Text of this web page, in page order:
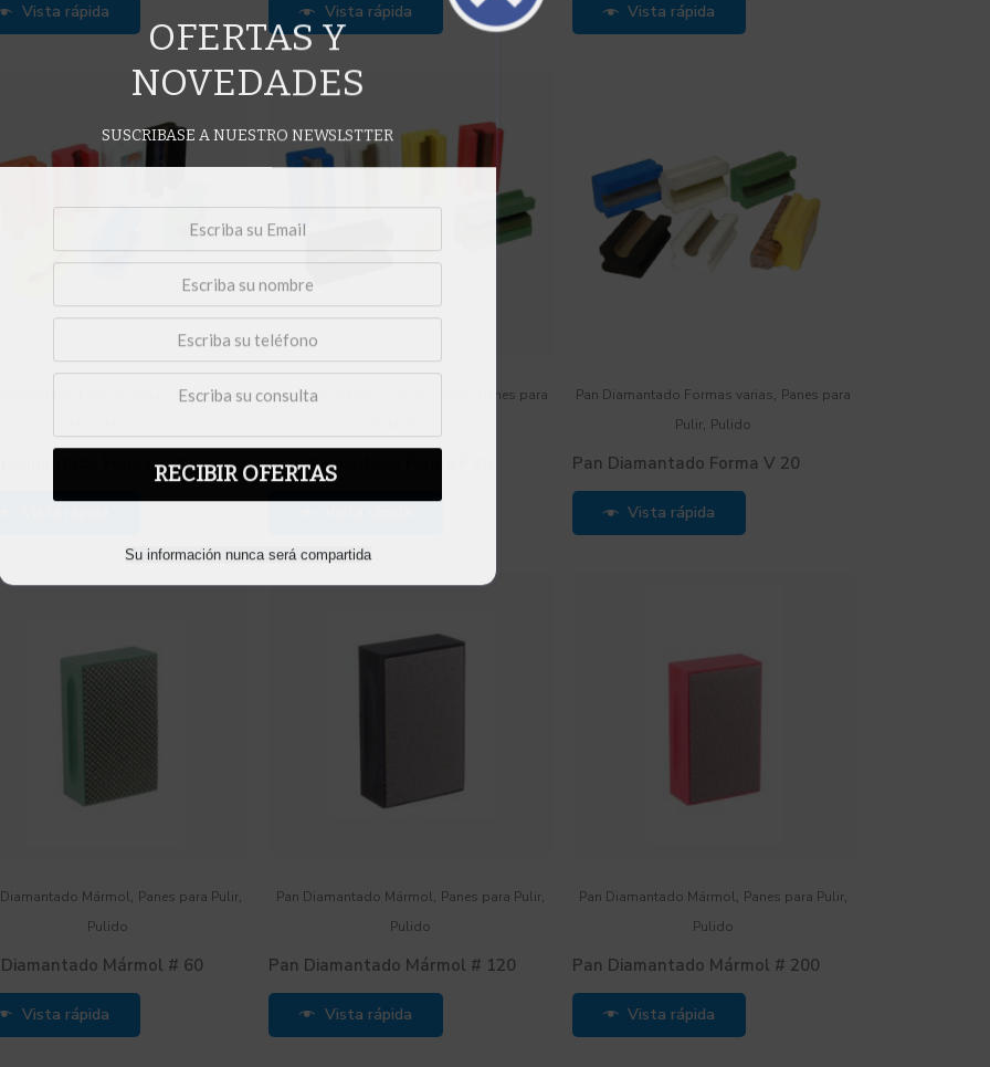
Vista rápida Vista rápida Vista rápida
Formas varias
Panes para
Forma B 20
Pan Diamantado Formas varias
Panes para
Pan Diamantado Forma F 20
Pan Diamantado Formas varias, Panes para
Pulir, Pulido
Pan Diamantado Forma V 20
Vista rápida
Diamantado Mármol, Panes para Pulir,
Pulido
Mármol # 60
Vista rápida
Pan Diamantado Mármol, Panes para Pulir,
Pulido
Pan Diamantado Mármol # 120
Vista rápida
Pan Diamantado Mármol, Panes para Pulir,
Pulido
Pan Diamantado Mármol # 200
Vista rápida
OFERTAS Y
NOVEDADES
SUSCRIBASE A NUESTRO NEWSLSTTER
RECIBIR OFERTAS
Su información nunca será compartida